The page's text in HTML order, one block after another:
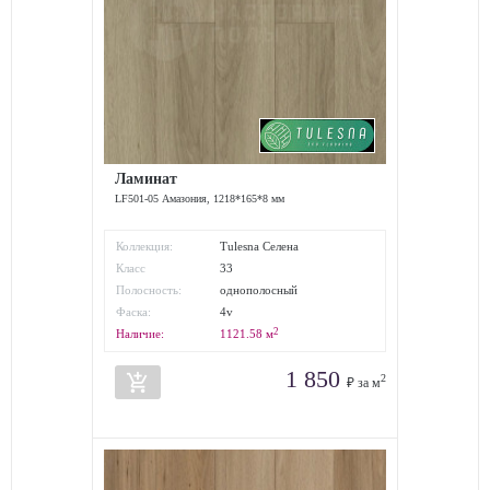
Ламинат
LF501-05 Амазония, 1218*165*8 мм
Коллекция:
Tulesna Селена
Класс
износостойкости:
33
Полосность:
однополосный
Фаска:
4v
Наличие:
1121.58 м2
add_shopping_cart 1 850 ₽ за м2